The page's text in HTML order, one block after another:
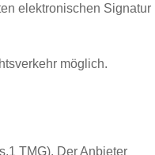
elektronischen Signatur
möglich.
TMG). Der Anbieter